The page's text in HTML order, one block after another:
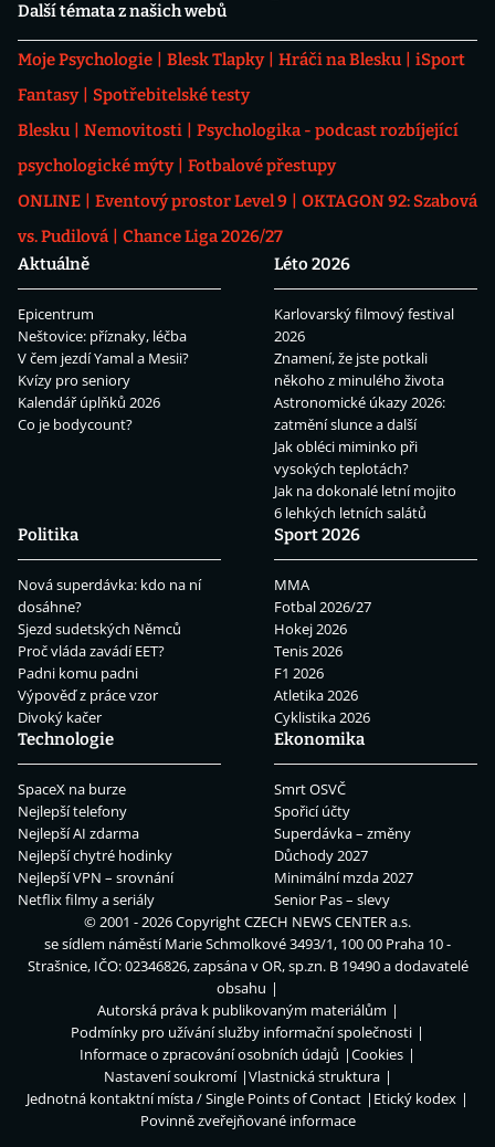
Další témata z našich webů
Moje Psychologie Blesk Tlapky Hráči na Blesku
iSport
Fantasy
Spotřebitelské testy
Blesku
Nemovitosti
Psychologika - podcast rozbíjející
psychologické mýty
Fotbalové přestupy
ONLINE
Eventový prostor Level 9
OKTAGON 92: Szabová
vs. Pudilová
Chance Liga 2026/27
Aktuálně
Epicentrum
Neštovice: příznaky, léčba
V čem jezdí Yamal a Mesii?
Kvízy pro seniory
Kalendář úplňků 2026
Co je bodycount?
Léto 2026
Karlovarský filmový festival
2026
Znamení, že jste potkali
někoho z minulého života
Astronomické úkazy 2026:
zatmění slunce a další
Jak obléci miminko při
vysokých teplotách?
Jak na dokonalé letní mojito
6 lehkých letních salátů
Politika
Nová superdávka: kdo na ní
dosáhne?
Sjezd sudetských Němců
Proč vláda zavádí EET?
Padni komu padni
Výpověď z práce vzor
Divoký kačer
Sport 2026
MMA
Fotbal 2026/27
Hokej 2026
Tenis 2026
F1 2026
Atletika 2026
Cyklistika 2026
Technologie
SpaceX na burze
Nejlepší telefony
Nejlepší AI zdarma
Nejlepší chytré hodinky
Nejlepší VPN – srovnání
Netflix filmy a seriály
Ekonomika
Smrt OSVČ
Spořicí účty
Superdávka – změny
Důchody 2027
Minimální mzda 2027
Senior Pas – slevy
© 2001 - 2026 CopyrightCZECH NEWS CENTER a.s.
se sídlem náměstí Marie Schmolkové 3493/1, 100 00 Praha 10 -
Strašnice, IČO: 02346826, zapsána v OR, sp.zn. B 19490 a dodavatelé
obsahu
Autorská práva k publikovaným materiálům
Podmínky pro užívání služby informační společnosti
Informace o zpracování osobních údajů
Cookies
Nastavení soukromí
Vlastnická struktura
Jednotná kontaktní místa / Single Points of Contact
Etický kodex
Povinně zveřejňované informace